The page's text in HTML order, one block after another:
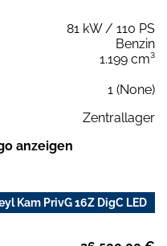
81 kW / 110 PS
Benzin
1.199 cm³
1 (None)
Zentrallager
anzeigen
Kam PrivG 16Z DigC LED